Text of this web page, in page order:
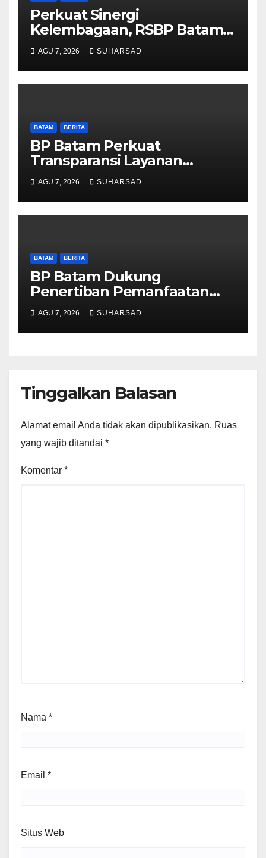
Perkuat Sinergi
Kelembagaan, RSBP Batam
dan BPOM Pastikan
Pelayanan dan Ketersediaan
Obat Aman
AGU 7, 2026 SUHARSAD
BATAM BERITA
BP Batam Perkuat
Transparansi Layanan
Pertanahan, Alokasi Tanah
Reguler Segera Hadir Melalui
LMS
AGU 7, 2026 SUHARSAD
BATAM BERITA
BP Batam Dukung
Penertiban Pemanfaatan
Ruang Laut Sesuai
Ketentuan Peraturan
Perundang-undangan
AGU 7, 2026 SUHARSAD
Tinggalkan Balasan
Alamat email Anda tidak akan dipublikasikan. Ruas
yang wajib ditandai *
Komentar *
Nama *
Email *
Situs Web